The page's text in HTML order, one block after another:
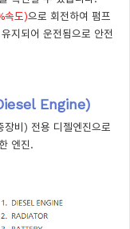
속도)으로 회전하여 펌프
지되어 운전됨으로 안전
Engine)
비) 전용 디젤엔진으로
엔진.